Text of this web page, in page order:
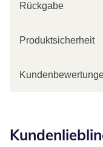
Rückgabe
Produktsicherheit